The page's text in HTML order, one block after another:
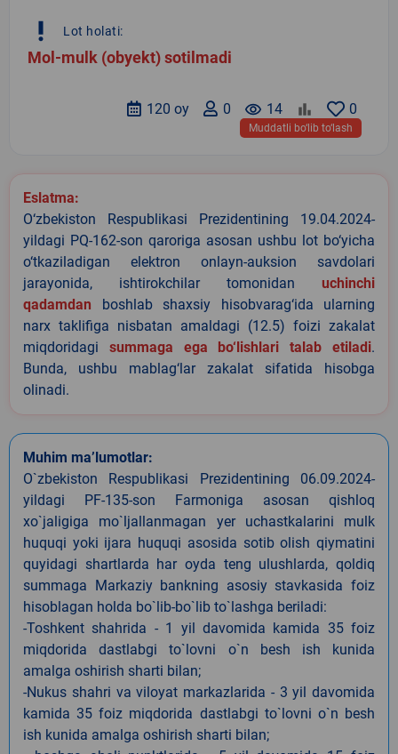
priority_high Lot holati:
Mol-mulk (obyekt) sotilmadi
0
remove_red_eye 14
0
120 oy
Muddatli bo‘lib to‘lash
Eslatma:
O‘zbekiston Respublikasi Prezidentining 19.04.2024-
yildagi PQ-162-son qaroriga asosan ushbu lot bo‘yicha
o‘tkaziladigan elektron onlayn-auksion savdolari
jarayonida, ishtirokchilar tomonidan uchinchi
qadamdan boshlab shaxsiy hisobvarag‘ida ularning
narx taklifiga nisbatan amaldagi (12.5) foizi zakalat
miqdoridagi summaga ega bo‘lishlari talab etiladi.
Bunda, ushbu mablag‘lar zakalat sifatida hisobga
olinadi.
Muhim ma’lumotlar:
O`zbekiston Respublikasi Prezidentining 06.09.2024-
yildagi PF-135-son Farmoniga asosan qishloq
xo`jaligiga mo`ljallanmagan yer uchastkalarini mulk
huquqi yoki ijara huquqi asosida sotib olish qiymatini
quyidagi shartlarda har oyda teng ulushlarda, qoldiq
summaga Markaziy bankning asosiy stavkasida foiz
hisoblagan holda bo`lib-bo`lib to`lashga beriladi:
-Toshkent shahrida - 1 yil davomida kamida 35 foiz
miqdorida dastlabgi to`lovni o`n besh ish kunida
amalga oshirish sharti bilan;
-Nukus shahri va viloyat markazlarida - 3 yil davomida
kamida 35 foiz miqdorida dastlabgi to`lovni o`n besh
ish kunida amalga oshirish sharti bilan;